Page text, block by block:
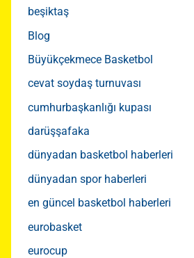
beşiktaş
Blog
Büyükçekmece Basketbol
cevat soydaş turnuvası
cumhurbaşkanlığı kupası
darüşşafaka
dünyadan basketbol haberleri
dünyadan spor haberleri
en güncel basketbol haberleri
eurobasket
eurocup